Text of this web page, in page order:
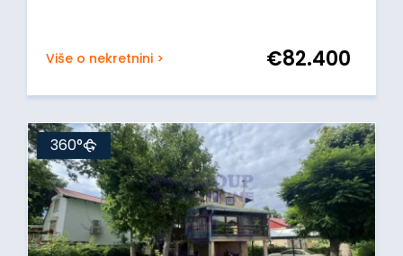
Više o nekretnini > €82.400
360°